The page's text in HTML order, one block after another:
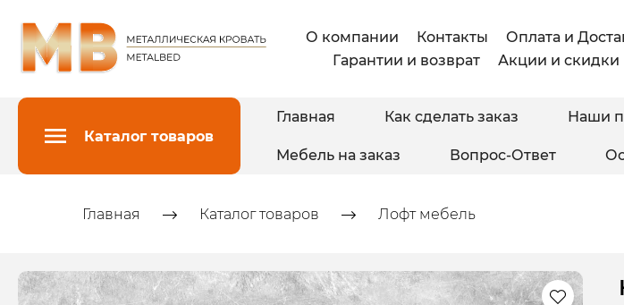
О компании Контакты
Оплата и
Гарантии и возврат
Акции и скидки
Каталог товаров
Главная Как сделать заказ Наши
Мебель на заказ Вопрос-Ответ
Главная Каталог товаров Лофт мебель